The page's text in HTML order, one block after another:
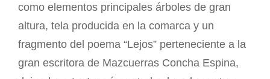
como elementos principales árboles de gran
altura, tela producida en la comarca y un
fragmento del poema “Lejos” perteneciente a la
gran escritora de Mazcuerras Concha Espina,